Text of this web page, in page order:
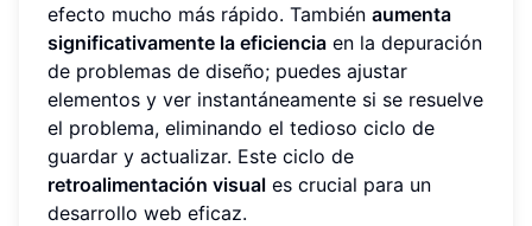
efecto mucho más rápido. También aumenta
significativamente la eficiencia en la depuración
de problemas de diseño; puedes ajustar
elementos y ver instantáneamente si se resuelve
el problema, eliminando el tedioso ciclo de
guardar y actualizar. Este ciclo de
retroalimentación visual es crucial para un
desarrollo web eficaz.